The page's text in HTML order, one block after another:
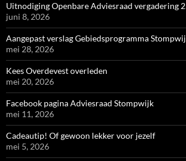
Uitnodiging Openbare Adviesraad vergadering
juni 8, 2026
Aangepast verslag Gebiedsprogramma
mei 28, 2026
Kees Overdevest overleden
mei 20, 2026
Facebook pagina Adviesraad Stompwijk
mei 11, 2026
Cadeautip! Of gewoon lekker voor jezelf
mei 5, 2026